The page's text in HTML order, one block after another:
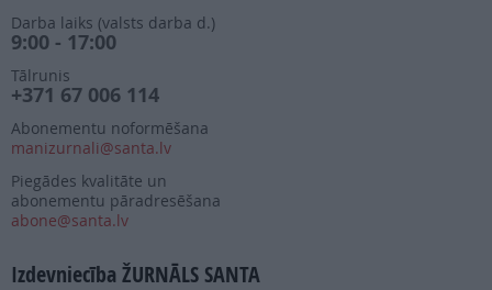
Darba laiks (valsts darba d.)
9:00 - 17:00
Tālrunis
+371 67 006 114
Abonementu noformēšana
manizurnali@santa.lv
Piegādes kvalitāte un
abonementu pāradresēšana
abone@santa.lv
Izdevniecība ŽURNĀLS SANTA